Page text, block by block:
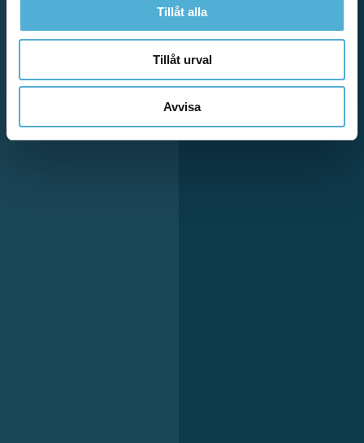
Tillåt alla
Tillåt urval
Avvisa